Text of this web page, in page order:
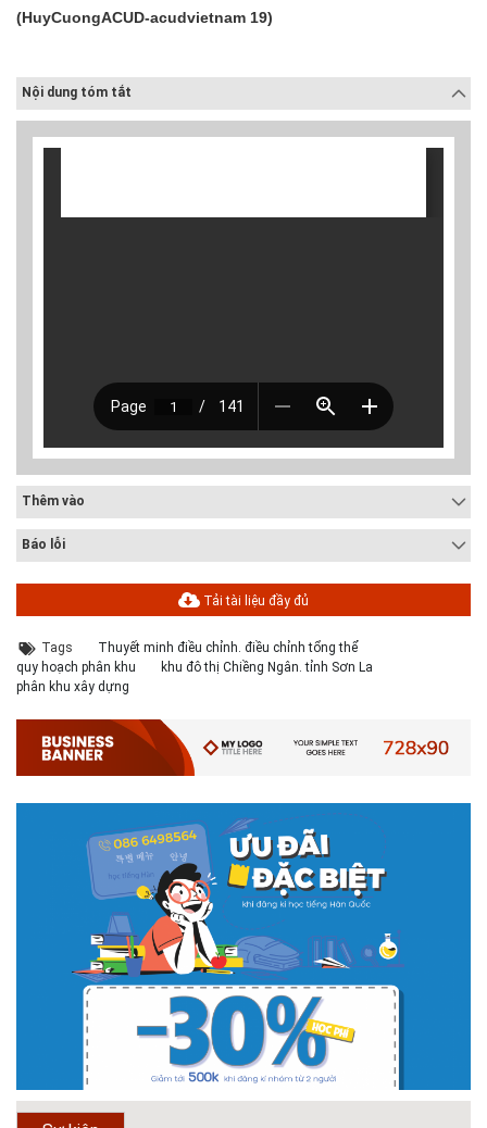
(HuyCuongACUD-acudvietnam 19)
Nội dung tóm tắt
Thêm vào
Báo lỗi
Tải tài liệu đầy đủ
Tags
Thuyết minh điều chỉnh. điều chỉnh tổng thể
quy hoạch phân khu
khu đô thị Chiềng Ngân. tỉnh Sơn La
phân khu xây dựng
# 05.04.2025 | 17:16
Tuyển sinh 2025, Khoa kỹ thuật hạ tầng và môi trường đô thị
- Đại học Kiến trúc...
Thông tin tuyển sinh đại học 2025 Khoa kỹ thuật hạ tầng và môi trường
đô thị - Đại học Kiến trúc Hà Nội Tuyển sinh đại học với 280 chỉ tiêu, thời
gian đào tạo 4,5 năm
# 05.04.2020 | 20:30
GIAO LƯU TRỰC TUYẾN - TƯ VẤN TUYỂN SINH ĐẠI HỌC
CHÍNH QUY ĐẠI HỌC KIẾN TRÚC NĂM...
Năm nay, kỳ thi THPT quốc gia dự kiến diễn ra vào tháng 8. Trường Đại
học Kiến trúc Hà Nội chúc các bạn học sinh cuối cấp ôn thi thật tốt MỜI
QUÝ PHỤ HUYNH VÀ CÁC EM ĐÓN XEM GIAO LƯU TRỰC TUYẾN "TƯ